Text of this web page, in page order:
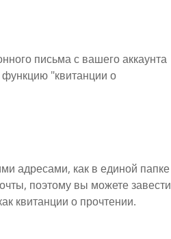
письма с вашего аккаунта
"квитанции о
адресами, как в единой папке
поэтому вы можете завести
квитанции о прочтении.